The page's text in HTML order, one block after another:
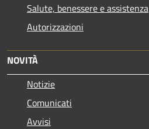
Salute, benessere e assistenza
Autorizzazioni
NOVITÀ
Notizie
Comunicati
Avvisi